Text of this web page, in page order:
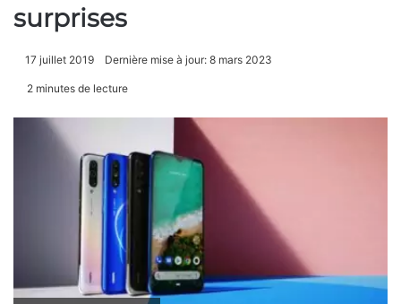
surprises
17 juillet 2019 Dernière mise à jour: 8 mars 2023
2 minutes de lecture